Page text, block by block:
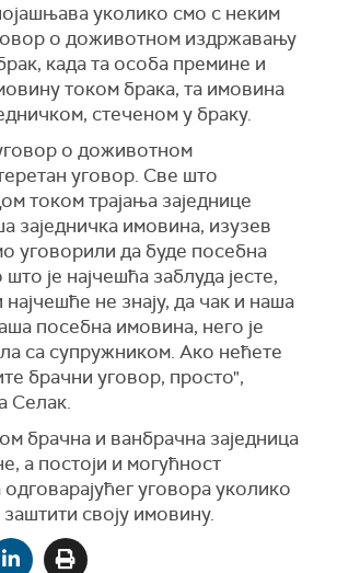
уколико смо с неким
о доживотном издржавању
када та особа премине и
током брака, та имовина
стеченом у браку.
о доживотном
уговор. Све што
током трајања заједнице
заједничка имовина, изузев
уговорили да буде посебна
је најчешћа заблуда јесте,
не знају, да чак и наша
посебна имовина, него је
са супружником. Ако нећете
брачни уговор, просто",
Селак.
брачна и ванбрачна заједница
а постоји и могућност
уговора уколико
своју имовину.